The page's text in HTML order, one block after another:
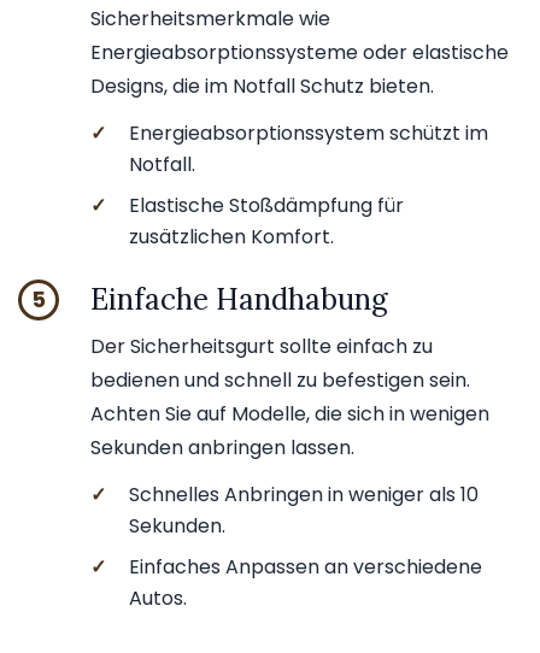
Sicherheitsmerkmale wie
Energieabsorptionssysteme oder elastische
Designs, die im Notfall Schutz bieten.
✓
Energieabsorptionssystem schützt im
Notfall.
✓
Elastische Stoßdämpfung für
zusätzlichen Komfort.
5 Einfache Handhabung
Der Sicherheitsgurt sollte einfach zu
bedienen und schnell zu befestigen sein.
Achten Sie auf Modelle, die sich in wenigen
Sekunden anbringen lassen.
✓
Schnelles Anbringen in weniger als 10
Sekunden.
✓
Einfaches Anpassen an verschiedene
Autos.